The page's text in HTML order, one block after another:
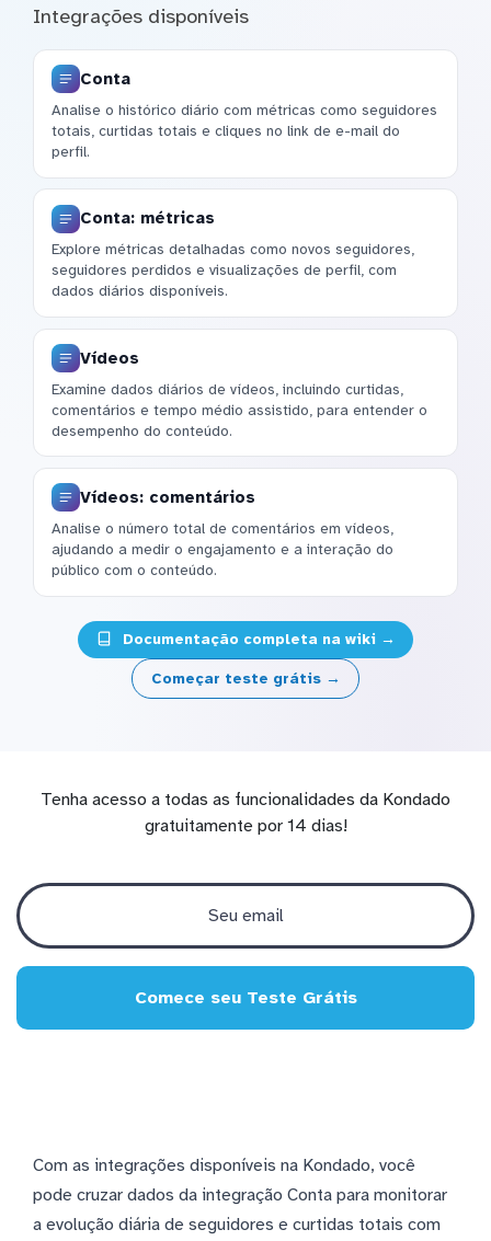
Integrações disponíveis
Conta
Analise o histórico diário com métricas como seguidores
totais, curtidas totais e cliques no link de e-mail do
perfil.
Conta: métricas
Explore métricas detalhadas como novos seguidores,
seguidores perdidos e visualizações de perfil, com
dados diários disponíveis.
Vídeos
Examine dados diários de vídeos, incluindo curtidas,
comentários e tempo médio assistido, para entender o
desempenho do conteúdo.
Vídeos: comentários
Analise o número total de comentários em vídeos,
ajudando a medir o engajamento e a interação do
público com o conteúdo.
Documentação completa na wiki →
Começar teste grátis →
Tenha acesso a todas as funcionalidades da Kondado
gratuitamente por 14 dias!
Comece seu Teste Grátis
Com as integrações disponíveis na Kondado, você
pode cruzar dados da integração Conta para monitorar
a evolução diária de seguidores e curtidas totais com